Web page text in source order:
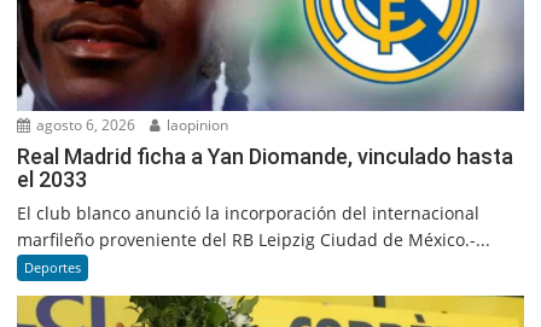
agosto 6, 2026 laopinion
Real Madrid ficha a Yan Diomande, vinculado hasta
el 2033
El club blanco anunció la incorporación del internacional
marfileño proveniente del RB Leipzig Ciudad de México.-...
Deportes